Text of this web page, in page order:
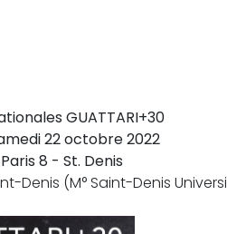
GUATTARI+30
22 octobre 2022
8 - St. Denis
Denis (M° Saint-Denis